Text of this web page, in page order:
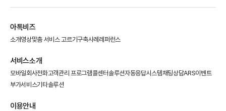
아톡비즈
소개영상맞춤 서비스 고르기구축사례 레퍼런스
서비스소개
모바일회사전화고객관리 프로그램콜센터솔루션자동응답시스템채팅상담ARS이벤트
부가서비스기타솔루션
이용안내